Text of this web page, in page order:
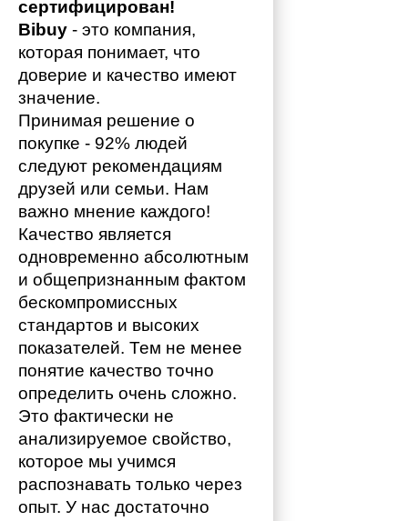
сертифицирован!
Bibuy - это компания,
которая понимает, что
доверие и качество имеют
значение.
Принимая решение о
покупке - 92% людей
следуют рекомендациям
друзей или семьи. Нам
важно мнение каждого!
Качество является
одновременно абсолютным
и общепризнанным фактом
бескомпромиссных
стандартов и высоких
показателей. Тем не менее
понятие качество точно
определить очень сложно.
Это фактически не
анализируемое свойство,
которое мы учимся
распознавать только через
опыт. У нас достаточно